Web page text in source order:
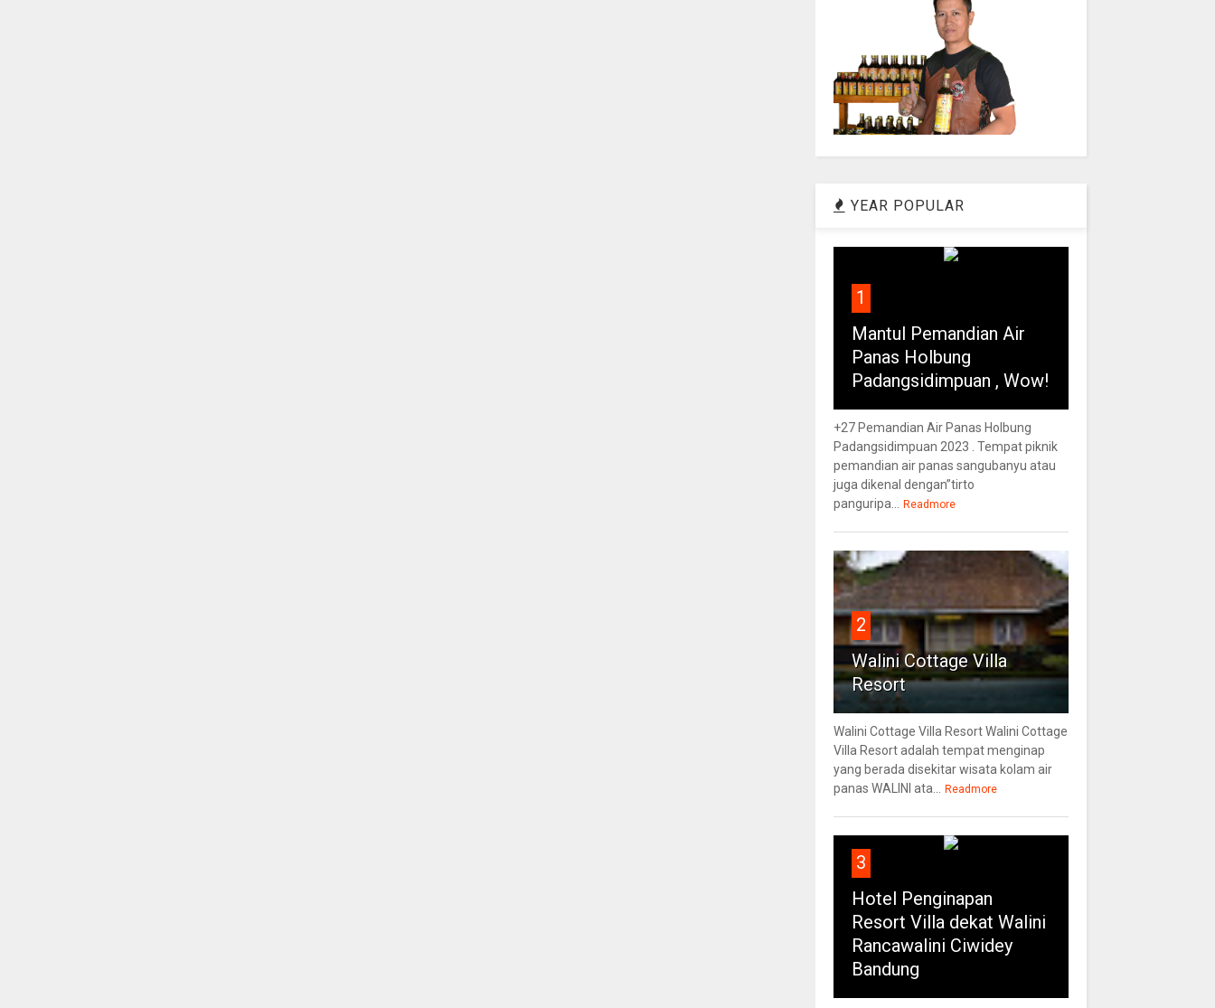
YEAR POPULAR
1
Mantul Pemandian Air
Panas Holbung
Padangsidimpuan , Wow!
+27 Pemandian Air Panas Holbung
Padangsidimpuan 2023 . Tempat piknik
pemandian air panas sangubanyu atau
juga dikenal dengan”tirto
panguripa... Readmore
2
Walini Cottage Villa
Resort
Walini Cottage Villa Resort Walini Cottage
Villa Resort adalah tempat menginap
yang berada disekitar wisata kolam air
panas WALINI ata... Readmore
3
Hotel Penginapan
Resort Villa dekat Walini
Rancawalini Ciwidey
Bandung